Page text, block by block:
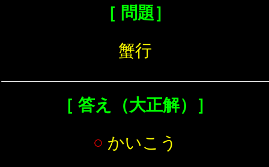
［ 問題］
蟹行
［ 答え（大正解）］
○ かいこう